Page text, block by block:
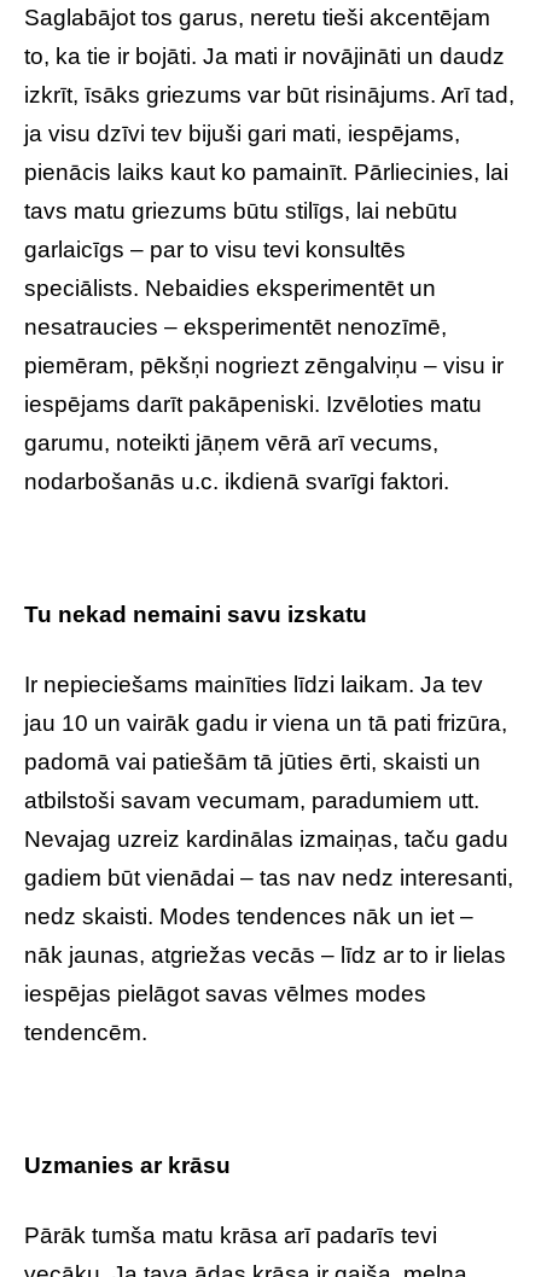
Saglabājot tos garus, neretu tieši akcentējam
to, ka tie ir bojāti. Ja mati ir novājināti un daudz
izkrīt, īsāks griezums var būt risinājums. Arī tad,
ja visu dzīvi tev bijuši gari mati, iespējams,
pienācis laiks kaut ko pamainīt. Pārliecinies, lai
tavs matu griezums būtu stilīgs, lai nebūtu
garlaicīgs – par to visu tevi konsultēs
speciālists. Nebaidies eksperimentēt un
nesatraucies – eksperimentēt nenozīmē,
piemēram, pēkšņi nogriezt zēngalviņu – visu ir
iespējams darīt pakāpeniski. Izvēloties matu
garumu, noteikti jāņem vērā arī vecums,
nodarbošanās u.c. ikdienā svarīgi faktori.
Tu nekad nemaini savu izskatu
Ir nepieciešams mainīties līdzi laikam. Ja tev
jau 10 un vairāk gadu ir viena un tā pati frizūra,
padomā vai patiešām tā jūties ērti, skaisti un
atbilstoši savam vecumam, paradumiem utt.
Nevajag uzreiz kardinālas izmaiņas, taču gadu
gadiem būt vienādai – tas nav nedz interesanti,
nedz skaisti. Modes tendences nāk un iet –
nāk jaunas, atgriežas vecās – līdz ar to ir lielas
iespējas pielāgot savas vēlmes modes
tendencēm.
Uzmanies ar krāsu
Pārāk tumša matu krāsa arī padarīs tevi